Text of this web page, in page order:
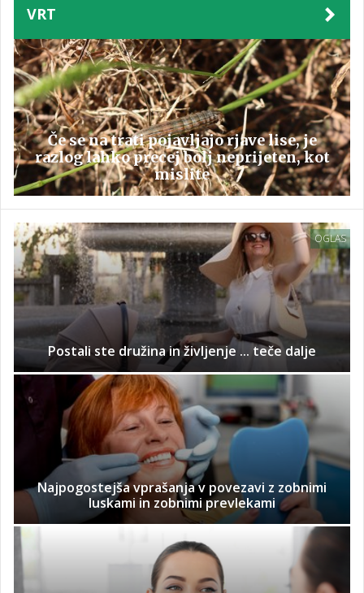
VRT
Če se na trati pojavljajo rjave lise, je
razlog lahko precej bolj neprijeten, kot
mislite
OGLAS
Postali ste družina in življenje ... teče dalje
Najpogostejša vprašanja v povezavi z zobnimi
luskami in zobnimi prevlekami